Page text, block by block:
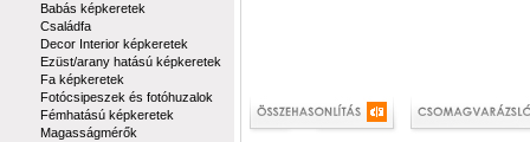
Babás képkeretek
Családfa
Decor Interior képkeretek
Ezüst/arany hatású képkeretek
Fa képkeretek
Fotócsipeszek és fotóhuzalok
Fémhatású képkeretek
Magasságmérők